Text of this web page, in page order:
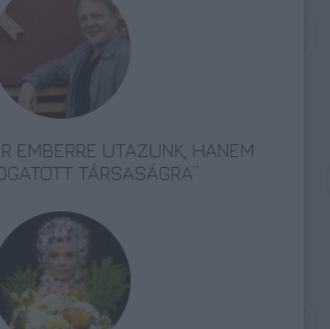
EMBERRE UTAZUNK, HANEM
TÁRSASÁGRA”